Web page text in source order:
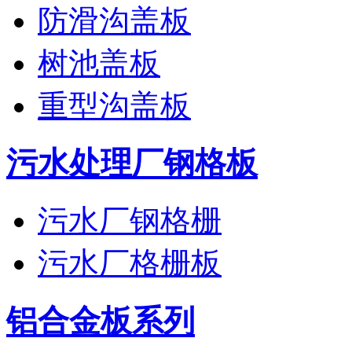
防滑沟盖板
树池盖板
重型沟盖板
污水处理厂钢格板
污水厂钢格栅
污水厂格栅板
铝合金板系列